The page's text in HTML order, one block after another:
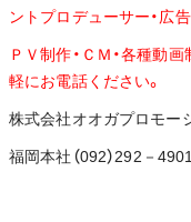
ントプロデューサー・広
ＰＶ制作・ＣＭ・各種動
軽にお電話ください。
株式会社オオガプロモー
福岡本社（092）292－